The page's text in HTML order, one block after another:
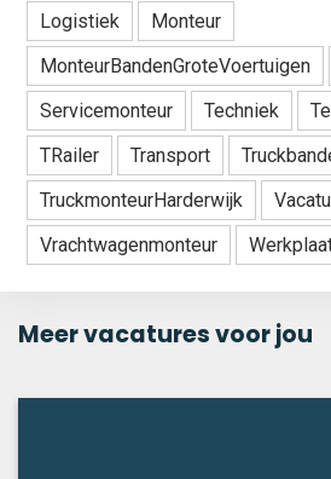
Logistiek
Monteur
MonteurBandenGroteVoertuigen
Servicemonteur
Techniek
TRailer
Transport
TruckmonteurHarderwijk
Vrachtwagenmonteur
Meer vacatures voor jou